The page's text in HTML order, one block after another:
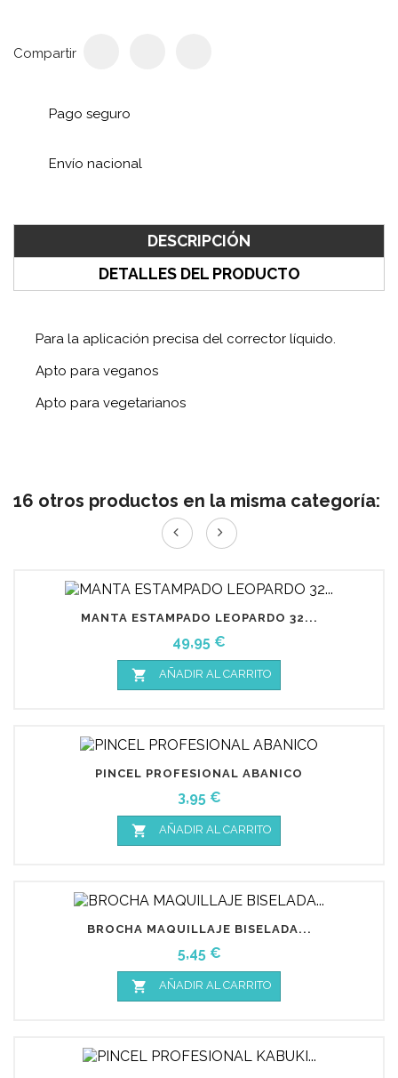
Compartir
Pago seguro
Envío nacional
DESCRIPCIÓN
DETALLES DEL PRODUCTO
Para la aplicación precisa del corrector líquido.
Apto para veganos
Apto para vegetarianos
16 otros productos en la misma categoría:
MANTA ESTAMPADO LEOPARDO 32...
Precio
49,95 €
 AÑADIR AL CARRITO
PINCEL PROFESIONAL ABANICO
Precio
3,95 €
 AÑADIR AL CARRITO
BROCHA MAQUILLAJE BISELADA...
Precio
5,45 €
 AÑADIR AL CARRITO